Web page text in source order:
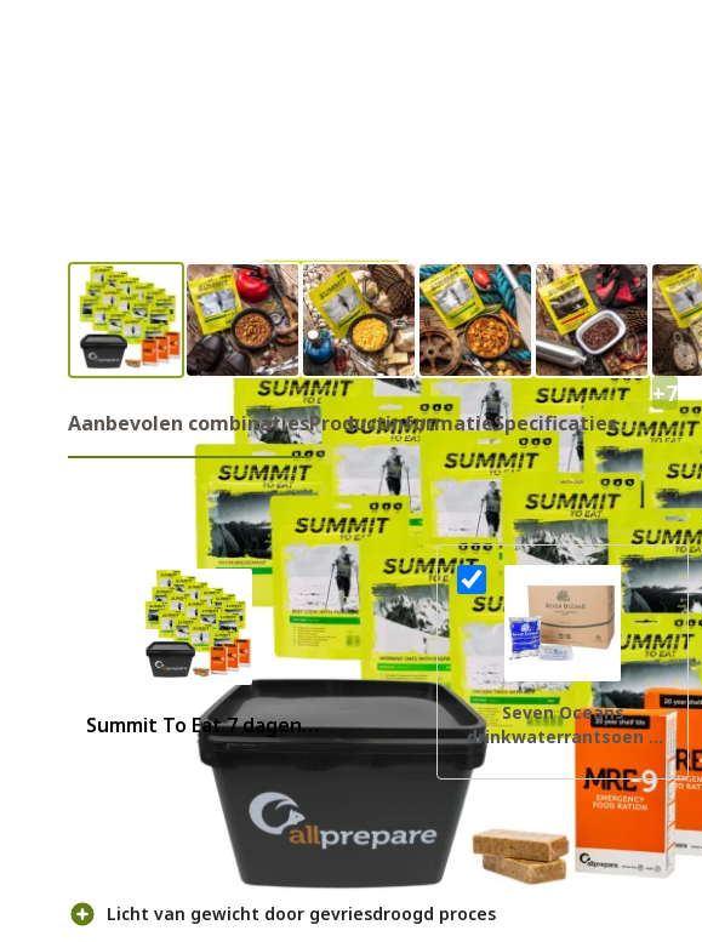
+7
Aanbevolen combinatiesProductinformatieSpecificaties
Aanbevolen combinaties
Summit To Eat 7 dagen
noodrantsoen
Seven Oceans
drinkwaterrantsoen 7
dagen
Voor- en nadelen
Licht van gewicht door gevriesdroogd proces